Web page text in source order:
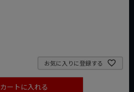
お気に入りに登録する
カートに入れる